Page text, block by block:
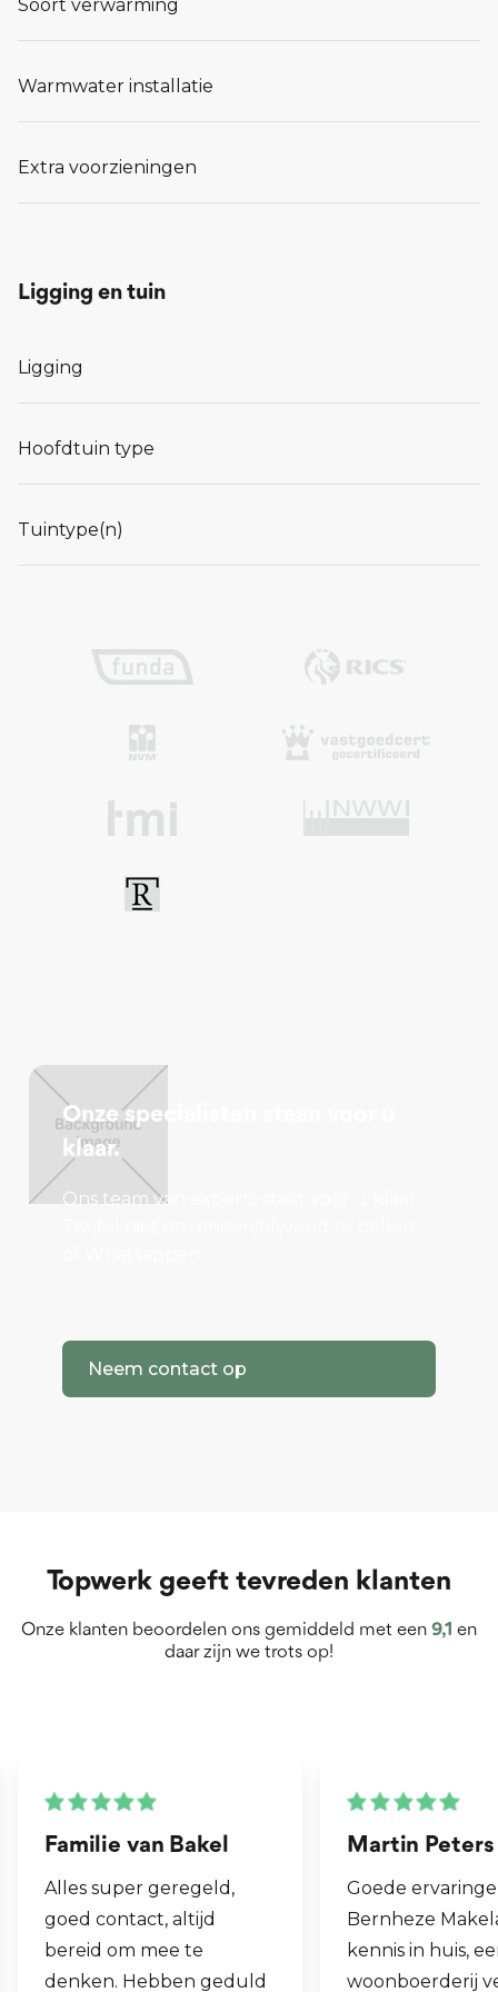
Soort verwarming
Warmwater installatie
Extra voorzieningen
Ligging en tuin
Ligging
Hoofdtuin type
Tuintype(n)
Onze specialisten staan voor u
klaar.
Ons team van experts staat voor u klaar.
Neem contact op
Topwerk geeft tevreden klanten
Onze klanten beoordelen ons gemiddeld met een 9,1 en
daar zijn we trots op!
Martin Peters
Goede ervaringen met
Bernheze Makelaars, veel
kennis in huis, eens onze
woonboerderij verkocht
Henk van
Fijne makelaar.
al mijn 2e
hen laten
ook een